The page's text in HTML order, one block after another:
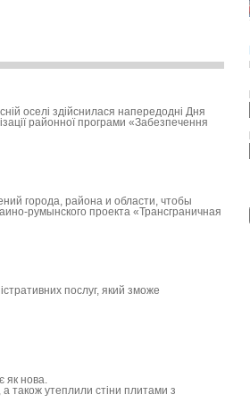
оселі здійснилася напередодні Дня
районної програми «Забезпечення
города, района и области, чтобы
румынского проекта «Трансграничная
послуг, який зможе
як нова.
а також утеплили стіни плитами з